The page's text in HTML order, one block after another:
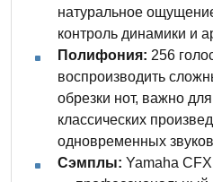
натуральное
контроль динамики и
Полифония: 256
воспроизводить
обрезки нот, важно
классических
одновременных
Сэмплы: Yamaha